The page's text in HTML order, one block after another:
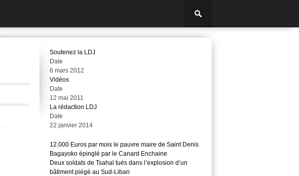
Soutenez la LDJ
Date
6 mars 2012
Vidéos
Date
12 mai 2011
La rédaction LDJ
Date
22 janvier 2014
12.000 Euros par mois le pauvre maire de Saint Denis
Bagayoko épinglé par le Canard Enchaine
Deux soldats de Tsahal tués dans l’explosion d’un
bâtiment piégé au Sud-Liban